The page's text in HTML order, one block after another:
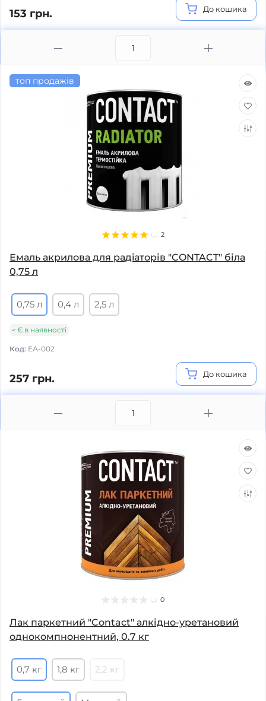
153 грн. До кошика
топ продажів
2
Емаль акрилова для радiаторів "CONTACT" біла
0,75 л
0,75 л 0,4 л 2,5 л
Є в наявності
Код: ЕА-002
257 грн. До кошика
0
Лак паркетний "Contact" алкідно-уретановий
однокомпнонентний, 0.7 кг
0,7 кг 1,8 кг 2,2 кг